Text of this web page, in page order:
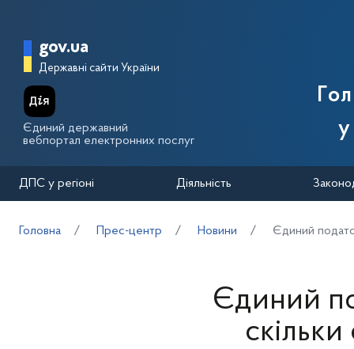
Головна сторінка Державної
gov.ua
Державні сайти України
Єдиний державний
вебпортал електронних послуг
ДПС у регіоні Діяльність
Головна Прес-центр Новини Єдиний
Єдиний